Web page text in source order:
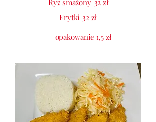
Ryż smażony 32 zł
Frytki 32 zł
opakowanie 1,5 zł